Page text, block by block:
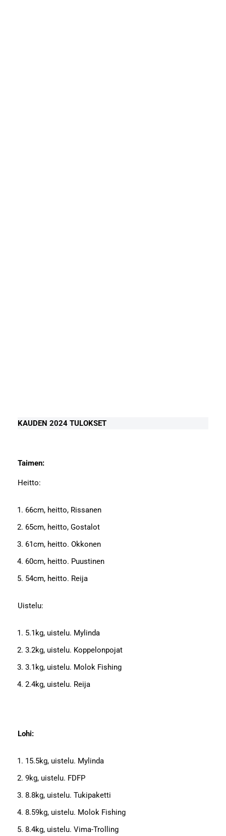
KAUDEN 2024 TULOKSET
Taimen:
Heitto:
66cm, heitto, Rissanen
65cm, heitto, Gostalot
61cm, heitto. Okkonen
60cm, heitto. Puustinen
54cm, heitto. Reija
Uistelu:
5.1kg, uistelu. Mylinda
3.2kg, uistelu. Koppelonpojat
3.1kg, uistelu. Molok Fishing
2.4kg, uistelu. Reija
Lohi:
15.5kg, uistelu. Mylinda
9kg, uistelu. FDFP
8.8kg, uistelu. Tukipaketti
8.59kg, uistelu. Molok Fishing
8.4kg, uistelu. Vima-Trolling